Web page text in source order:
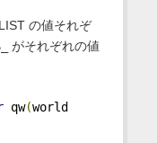
の値それぞ
がそれぞれの値
qw(